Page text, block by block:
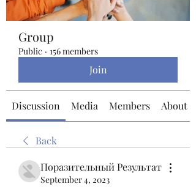
Group
Public · 156 members
Join
Discussion Media Members About
Back
Поразительный Результат
September 4, 2023